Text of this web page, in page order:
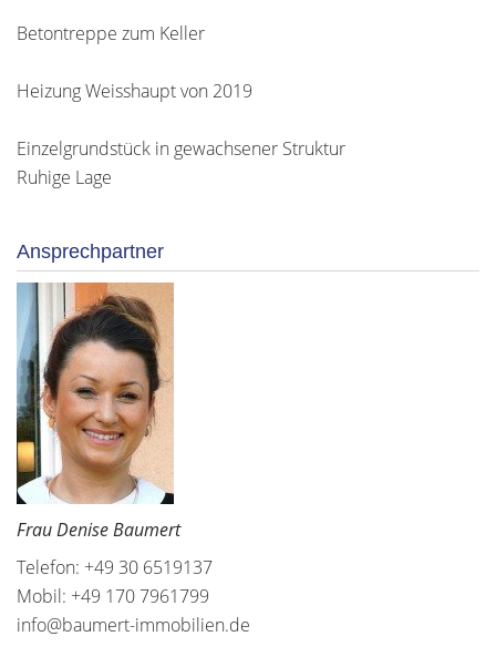
Betontreppe zum Keller
Heizung Weisshaupt von 2019
Einzelgrundstück in gewachsener Struktur
Ruhige Lage
Ansprechpartner
Frau Denise Baumert
Telefon: +49 30 6519137
Mobil: +49 170 7961799
info@baumert-immobilien.de